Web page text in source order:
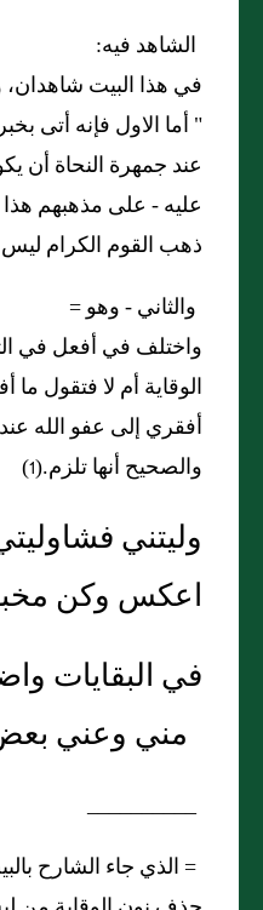
الشاهد فيه:
في هذا البيت
"أما الاول فإنه أتى
عند جمهرة النحاة أن
عليه - على مذهبهم
ذهب القوم الكرام ليس
والثاني - وهو =
واختلف في أفعل في
الوقاية أم لا فتقول
أفقري إلى عفو الله
والصحيح أنها تلزم.(1)
وليتني
اعكس وكن
في البقايات
مني وعني
__________
=الذي جاء الشارح